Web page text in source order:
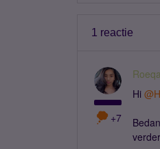
1 reactie
+7
Hi ​